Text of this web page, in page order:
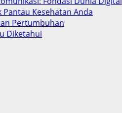
Kesehatan Anda
Pertumbuhan
Diketahui